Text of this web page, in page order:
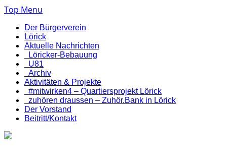
Top Menu
Der Bürgerverein
Lörick
Aktuelle Nachrichten
Löricker-Bebauung
U81
Archiv
Aktivitäten & Projekte
#mitwirken4 – Quartiersprojekt Lörick
zuhören draussen – Zuhör.Bank in Lörick
Der Vorstand
Beitritt/Kontakt